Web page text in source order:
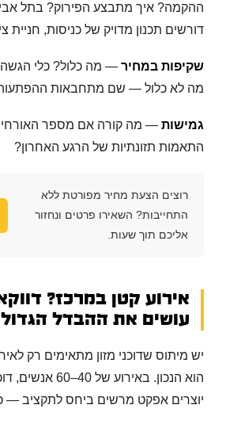
ההקמה? איך מתבצע הפירוק? בתל
דורשים תכנון מדויק של כניסות, חניית
שקיפות במחיר— מה כלול? כלי הגשה,
מה לא כלול — שם מתחבאות
גמישות— מה קורה אם מספר
התאמות תזונתיות של הרגע האחרון?
רוצים הצעת מחיר מפורטת ללא
התחייבות? השאירו פרטים ונחזור
אליכם תוך שעות.
אירוע קטן במרכז?
עושים את ההבדל הגדול
יש מיתוס שדוכני מזון מתאימים רק
הוא הנכון. באירוע
יוצרים אפקט מרשים ביחס לתקציב —